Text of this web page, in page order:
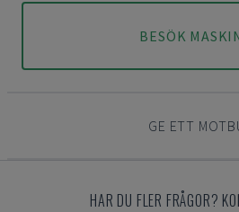
BESÖK
GE ETT
HAR DU FLER FRÅGOR?